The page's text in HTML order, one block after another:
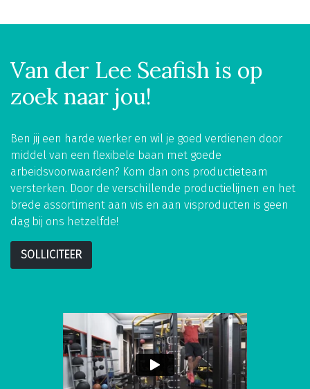
Van der Lee Seafish is op
zoek naar jou!
Ben jij een harde werker en wil je goed verdienen door
middel van een flexibele baan met goede
arbeidsvoorwaarden? Kom dan ons productieteam
versterken. Door de verschillende productielijnen en het
brede assortiment aan vis en aan visproducten is geen
dag bij ons hetzelfde!
SOLLICITEER